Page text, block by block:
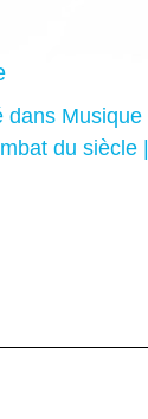
dans Musique
du siècle |